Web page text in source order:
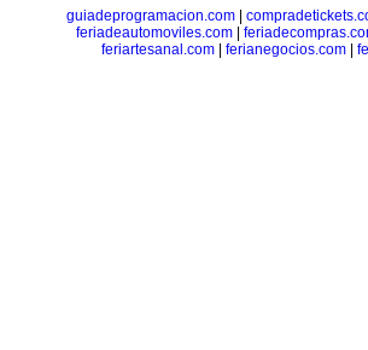
guiadeprogramacion.com|
feriadeautomoviles.com
feriartesanal.com| ferianegocios.com|